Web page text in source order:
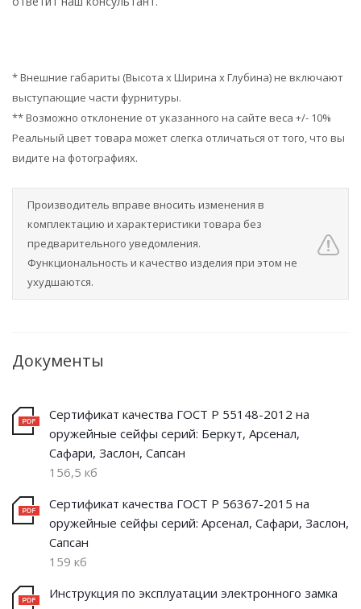
* Внешние габариты (Высота х Ширина х Глубина) не включают
выступающие части фурнитуры.
** Возможно отклонение от указанного на сайте веса +/- 10%
Реальный цвет товара может слегка отличаться от того, что вы
видите на фотографиях.
Производитель вправе вносить изменения в
комплектацию и характеристики товара без
предварительного уведомления.
Функциональность и качество изделия при этом не
ухудшаются.
Документы
Сертификат качества ГОСТ Р 55148-2012 на
оружейные сейфы серий: Беркут, Арсенал,
Сафари, Заслон, Сапсан
156,5 кб
Сертификат качества ГОСТ Р 56367-2015 на
оружейные сейфы серий: Арсенал, Сафари, Заслон,
Сапсан
159 кб
Инструкция по эксплуатации электронного замка